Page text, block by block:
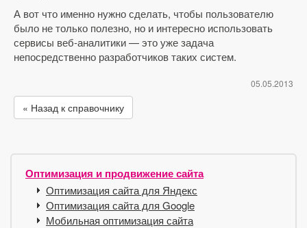
А вот что именно нужно сделать, чтобы пользователю
было не только полезно, но и интересно использовать
сервисы веб-аналитики — это уже задача
непосредственно разработчиков таких систем.
05.05.2013
« Назад к справочнику
Оптимизация и продвижение сайта
Оптимизация сайта для Яндекс
Оптимизация сайта для Google
Мобильная оптимизация сайта